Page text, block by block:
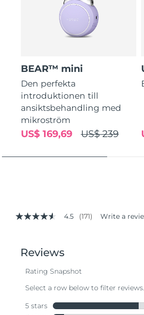
BEAR™ mini
Den perfekta
introduktionen till
ansiktsbehandling med
mikroström
US$ 239
US$ 169,69
4.5
stars,
average
value.
171
Same
page
4.5 (171) Write a